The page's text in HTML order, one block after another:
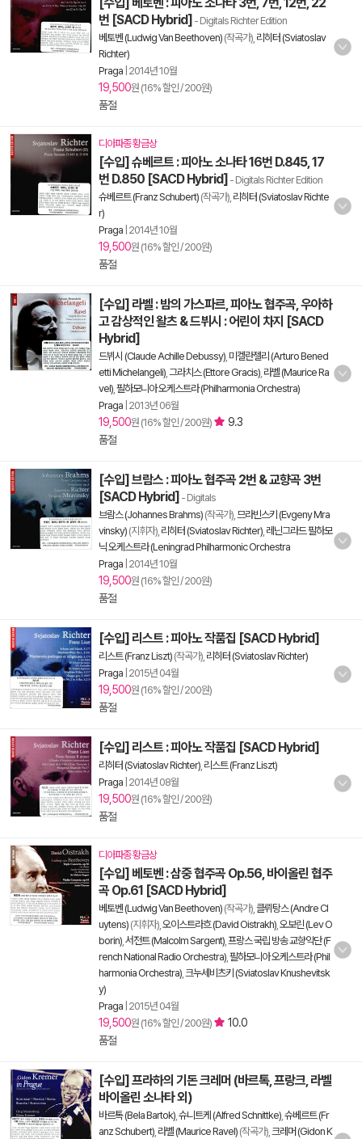
번 [SACD Hybrid] - Digitals Richter Edition
베토벤 (Ludwig Van Beethoven) (작곡가), 리히터 (Sviatoslav
Richter)
Praga 2014년 10월
19,500원 (16% 할인 / 200원)
품절
디아파종 황금상
[수입] 슈베르트 : 피아노 소나타 16번 D.845, 17
번 D.850 [SACD Hybrid] - Digitals Richter Edition
슈베르트 (Franz Schubert) (작곡가), 리히터 (Sviatoslav Richte
r)
Praga 2014년 10월
19,500원 (16% 할인 / 200원)
품절
[수입] 라벨 : 밤의 가스파르, 피아노 협주곡, 우아하
고 감상적인 왈츠 & 드뷔시 : 어린이 차지 [SACD
Hybrid]
드뷔시 (Claude Achille Debussy) 미켈란젤리 (Arturo Bened
etti Michelangeli) 그라치스 (Ettore Gracis) 라벨 (Maurice Ra
vel) 필하모니아 오케스트라 (Philharmonia Orchestra)
Praga 2013년 06월
19,500원 (16% 할인 / 200원)
9.3
품절
[수입] 브람스 : 피아노 협주곡 2번 & 교향곡 3번
[SACD Hybrid] - Digitals
브람스 (Johannes Brahms) (작곡가), 므라빈스키 (Evgeny Mra
vinsky) (지휘자), 리히터 (Sviatoslav Richter) 레닌그라드 필하모
닉 오케스트라 (Leningrad Philharmonic Orchestra
Praga 2014년 10월
19,500원 (16% 할인 / 200원)
품절
[수입] 리스트 : 피아노 작품집 [SACD Hybrid]
리스트 (Franz Liszt) (작곡가), 리히터 (Sviatoslav Richter)
Praga 2015년 04월
19,500원 (16% 할인 / 200원)
품절
[수입] 리스트 : 피아노 작품집 [SACD Hybrid]
리히터 (Sviatoslav Richter) 리스트 (Franz Liszt)
Praga 2014년 08월
19,500원 (16% 할인 / 200원)
품절
디아파종 황금상
[수입] 베토벤 : 삼중 협주곡 Op.56, 바이올린 협주
곡 Op.61 [SACD Hybrid]
베토벤 (Ludwig Van Beethoven) (작곡가), 클뤼탕스 (Andre Cl
uytens) (지휘자), 오이스트라흐 (David Oistrakh) 오보린 (Lev O
borin) 서전트 (Malcolm Sargent) 프랑스 국립 방송 교향악단 (F
rench National Radio Orchestra) 필하모니아 오케스트라 (Phil
harmonia Orchestra) 크누세비츠키 (Sviatoslav Knushevitsk
y)
Praga 2015년 04월
19,500원 (16% 할인 / 200원)
10.0
품절
[수입] 프라하의 기돈 크레머 (바르톡, 프랑크, 라벨
바이올린 소나타 외)
바르톡 (Bela Bartok) 슈니트케 (Alfred Schnittke) 슈베르트 (Fr
anz Schubert) 라벨 (Maurice Ravel) (작곡가), 크레머 (Gidon K